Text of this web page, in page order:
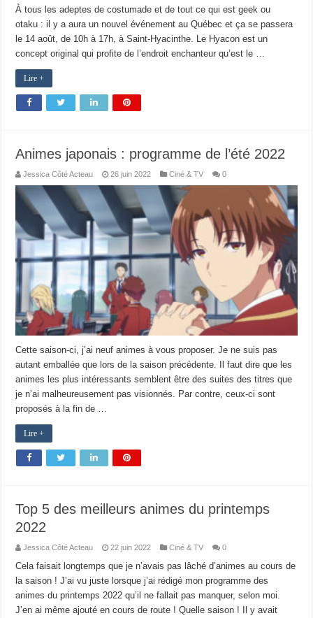
À tous les adeptes de costumade et de tout ce qui est geek ou
otaku : il y a aura un nouvel événement au Québec et ça se passera
le 14 août, de 10h à 17h, à Saint-Hyacinthe. Le Hyacon est un
concept original qui profite de l’endroit enchanteur qu’est le …
Lire +
Animes japonais : programme de l’été 2022
Jessica Côté Acteau 26 juin 2022 Ciné & TV 0
Cette saison-ci, j’ai neuf animes à vous proposer. Je ne suis pas
autant emballée que lors de la saison précédente. Il faut dire que les
animes les plus intéressants semblent être des suites des titres que
je n’ai malheureusement pas visionnés. Par contre, ceux-ci sont
proposés à la fin de …
Lire +
Top 5 des meilleurs animes du printemps
2022
Jessica Côté Acteau 22 juin 2022 Ciné & TV 0
Cela faisait longtemps que je n’avais pas lâché d’animes au cours de
la saison ! J’ai vu juste lorsque j’ai rédigé mon programme des
animes du printemps 2022 qu’il ne fallait pas manquer, selon moi.
J’en ai même ajouté en cours de route ! Quelle saison ! Il y avait